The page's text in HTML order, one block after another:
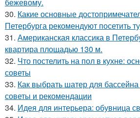
30. Какие основные
Петербурга рекомендуют посетить
31. Американская классика в
квартира площадью 130 м.
32. Что постелить на пол в кухне:
советы
33. Как выбрать шатер для
советы и рекомендации
34. Идея для интерьера: обувница